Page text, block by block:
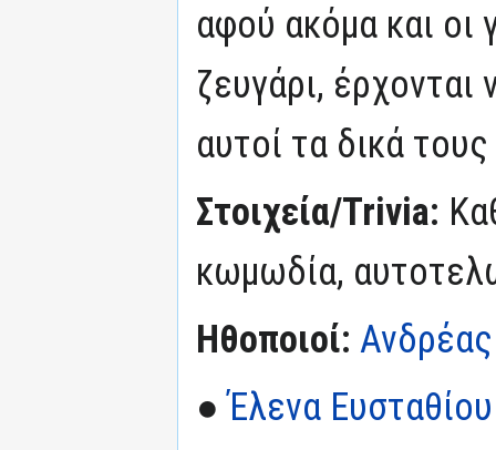
αφού ακόμα και οι
ζευγάρι,
αυτοί τα δικά
Στοιχεία/Trivia:
κωμωδία,
Ηθοποιοί:
●Έλενα Ευσταθίου